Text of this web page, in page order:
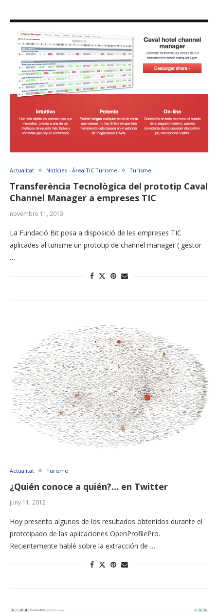
Actualitat Notícies - Área TIC Turisme Turisme
Transferència Tecnològica del prototip Caval
Channel Manager a empreses TIC
novembre 11, 2013
La Fundació Bit posa a disposició de les empreses TIC
aplicades al turisme un prototip de channel manager ( gestor
…
Actualitat Turisme
¿Quién conoce a quién?… en Twitter
juny 11, 2012
Hoy presento algunos de los resultados obtenidos durante el
prototipado de las aplicaciones OpenProfilePro.
Recientemente hablé sobre la extracción de …